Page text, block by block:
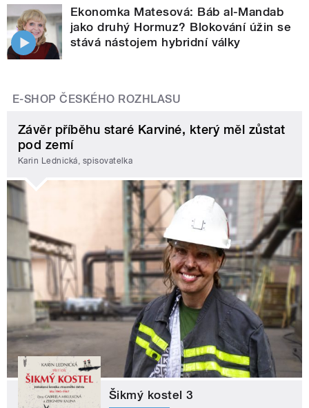
Ekonomka Matesová: Báb al-Mandab
jako druhý Hormuz? Blokování úžin se
stává nástojem hybridní války
E-SHOP ČESKÉHO ROZHLASU
Závěr příběhu staré Karviné, který měl zůstat
pod zemí
Karin Lednická, spisovatelka
Šikmý kostel 3